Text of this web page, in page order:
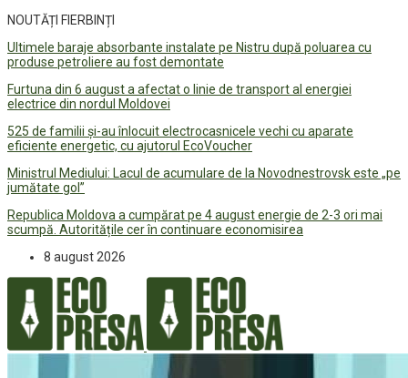
NOUTĂȚI FIERBINȚI
Ultimele baraje absorbante instalate pe Nistru după poluarea cu
produse petroliere au fost demontate
Furtuna din 6 august a afectat o linie de transport al energiei
electrice din nordul Moldovei
525 de familii și-au înlocuit electrocasnicele vechi cu aparate
eficiente energetic, cu ajutorul EcoVoucher
Ministrul Mediului: Lacul de acumulare de la Novodnestrovsk este „pe
jumătate gol”
Republica Moldova a cumpărat pe 4 august energie de 2-3 ori mai
scumpă. Autoritățile cer în continuare economisirea
8 august 2026